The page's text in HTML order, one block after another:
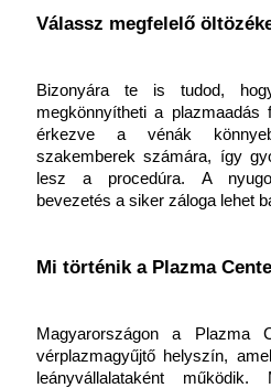
Válassz megfelelő
Bizonyára te is tudod,
megkönnyítheti a plazmaadás
érkezve a vénák
szakemberek számára, így
lesz a procedúra. A
bevezetés a siker záloga lehet
Mi történik a Plazma
Magyarországon a Plazma
vérplazmagyűjtő helyszín,
leányvállalataként